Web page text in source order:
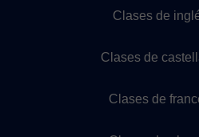
Clases de
Clases de
Clases de